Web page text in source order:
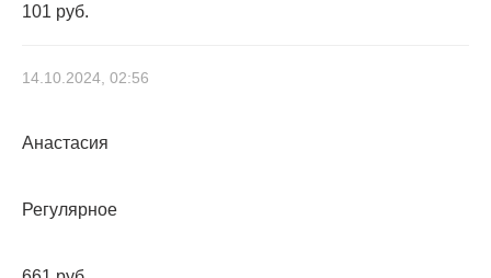
101 руб.
14.10.2024, 02:56
Анастасия
Регулярное